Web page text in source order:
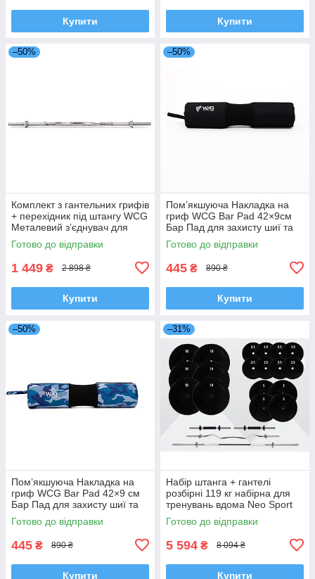
Купити Купити
–50%
Комплект з гантельних грифів
+ перехідник під штангу WCG
Металевий з’єднувач для
штанги і 2 грифи гантель для
з’єднання
Готово до відправки
1 449 ₴ 2 898 ₴
Купити
–50%
Пом’якшуюча Накладка на
гриф WCG Bar Pad 42×9см
Бар Пад для захисту шиї та
плечей під час присідань
гіпоалергенна накладка на
Готово до відправки
445 ₴ 890 ₴
Купити
–50%
Пом’якшуюча Накладка на
гриф WCG Bar Pad 42×9 см
Бар Пад для захисту шиї та
плечей під час занять
гіпоалергенна накладка на
Готово до відправки
445 ₴ 890 ₴
Купити
–31%
Набір штанга + гантелі
розбірні 119 кг набірна для
тренувань вдома Neo Sport
Готово до відправки
5 594 ₴ 8 094 ₴
Купити